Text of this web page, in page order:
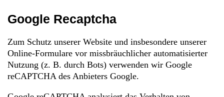
Google Recaptcha
Zum Schutz unserer Website und insbesondere unserer
Online-Formulare vor missbräuchlicher automatisierter
Nutzung (z. B. durch Bots) verwenden wir Google
reCAPTCHA des Anbieters Google.